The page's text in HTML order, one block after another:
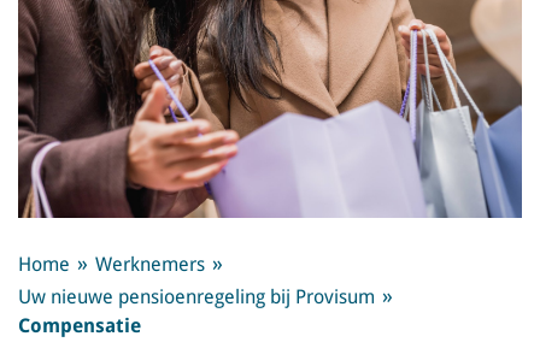
Home
Werknemers
Uw nieuwe pensioenregeling bij Provisum
Compensatie